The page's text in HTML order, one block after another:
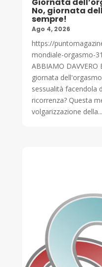
No, giornata
sempre!
Ago 4, 2026
https://
mondiale-orgasmo-
ABBIAMO DAVVERO
giornata
sessualità facendola
ricorrenza? Questa
volgarizzazione della...